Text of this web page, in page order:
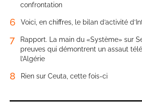
confrontation
6 Voici, en chiffres, le bilan d’activité
7
Rapport. La main du «Système» sur
preuves qui démontrent un assaut
l’Algérie
8 Rien sur Ceuta, cette fois-ci